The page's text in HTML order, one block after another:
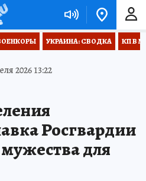
УКРАИНА: СВОДКА КП В
2026 13:22
Росгвардии
для